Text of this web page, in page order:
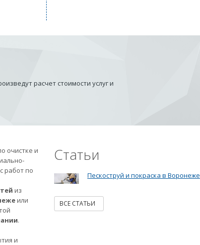
расчет стоимости услуг и
очистке и
работ по
из
или
.
и
Статьи
Пескоструй и покраска в Воронеже
ВСЕ СТАТЬИ